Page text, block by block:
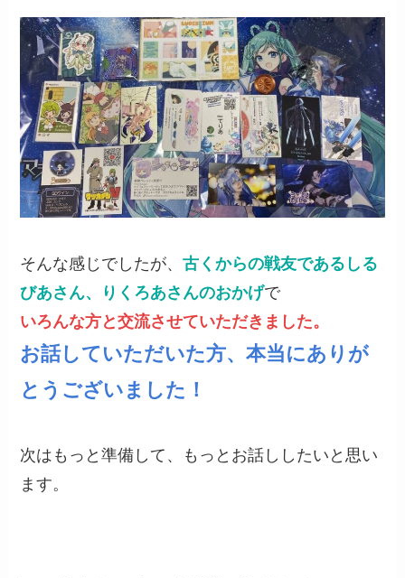
そんな感じでしたが、古くからの戦友であるしる
びあさん、りくろあさんのおかげで
いろんな方と交流させていただきました。
お話していただいた方、本当にありが
とうございました！
次はもっと準備して、もっとお話ししたいと思い
ます。